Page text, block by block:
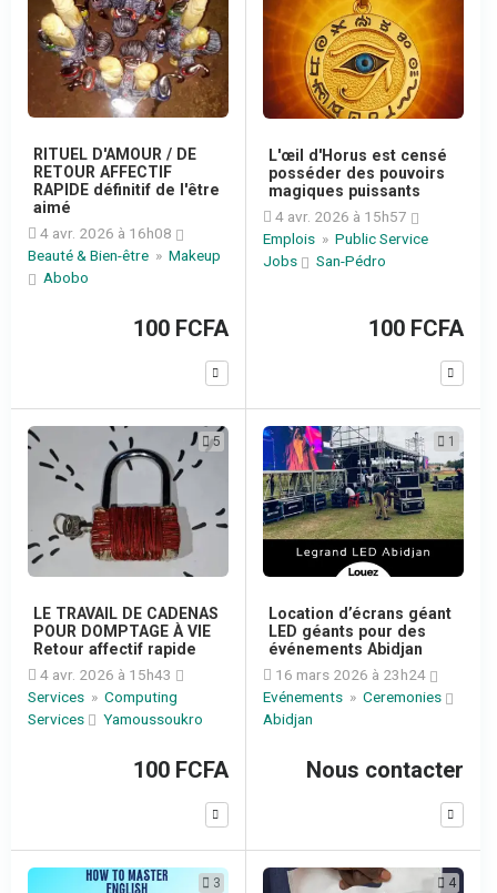
RITUEL D'AMOUR / DE
RETOUR AFFECTIF
RAPIDE définitif de l'être
aimé
4 avr. 2026 à 16h08
Beauté & Bien-être » Makeup
Abobo
100 FCFA
L'œil d'Horus est censé
posséder des pouvoirs
magiques puissants
4 avr. 2026 à 15h57
Emplois » Public Service
Jobs
San-Pédro
100 FCFA
5
LE TRAVAIL DE CADENAS
POUR DOMPTAGE À VIE
Retour affectif rapide
4 avr. 2026 à 15h43
Services » Computing
Services
Yamoussoukro
100 FCFA
1
Location d’écrans géant
LED géants pour des
événements Abidjan
16 mars 2026 à 23h24
Evénements » Ceremonies
Abidjan
Nous contacter
3 4